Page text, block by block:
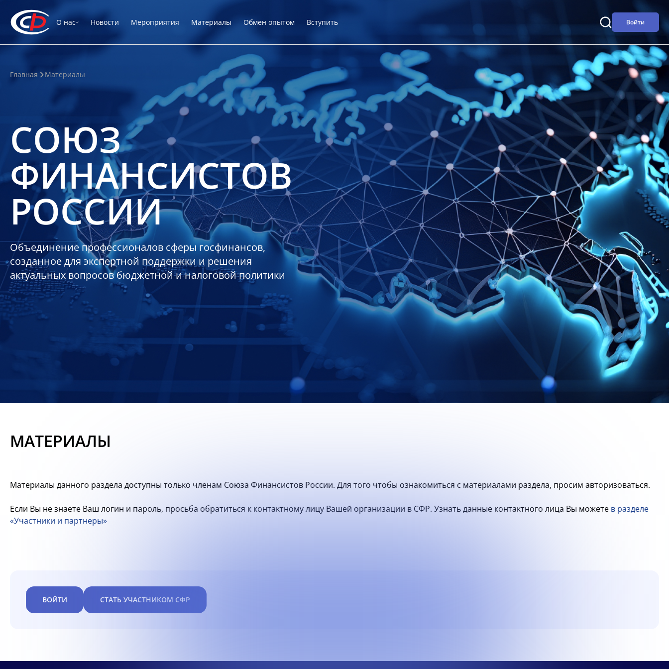
О нас Новости Мероприятия Материалы Обмен опытом Вступить Войти
Главная Материалы
СОЮЗ
ФИНАНСИСТОВ
РОССИИ
Объединение профессионалов сферы госфинансов,
созданное для экспертной поддержки и решения
актуальных вопросов бюджетной и налоговой политики
МАТЕРИАЛЫ
Материалы данного раздела доступны только членам Союза Финансистов России. Для того чтобы ознакомиться с материалами раздела, просим авторизоваться.
Если Вы не знаете Ваш логин и пароль, просьба обратиться к контактному лицу Вашей организации в СФР. Узнать данные контактного лица Вы можете в разделе
«Участники и партнеры»
ВОЙТИ СТАТЬ УЧАСТНИКОМ СФР